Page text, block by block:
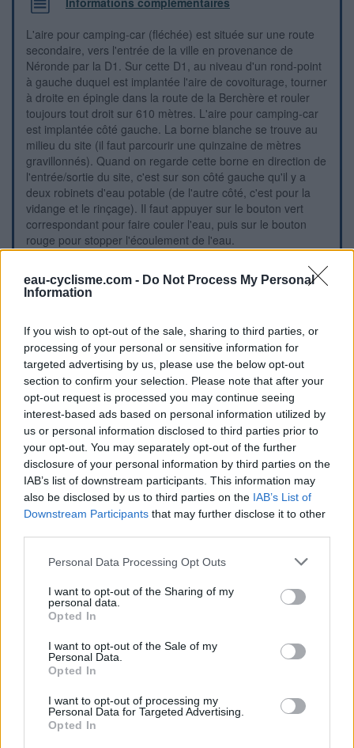
eau-cyclisme.com - Do Not Process My Personal
Information
If you wish to opt-out of the sale, sharing to third parties, or
processing of your personal or sensitive information for
targeted advertising by us, please use the below opt-out
section to confirm your selection. Please note that after your
opt-out request is processed you may continue seeing
interest-based ads based on personal information utilized by
us or personal information disclosed to third parties prior to
your opt-out. You may separately opt-out of the further
disclosure of your personal information by third parties on the
IAB’s list of downstream participants. This information may
also be disclosed by us to third parties on the IAB’s List of
Downstream Participants that may further disclose it to other
Personal Data Processing Opt Outs
I want to opt-out of the Sharing of my
personal data.
Opted In
I want to opt-out of the Sale of my
Personal Data.
Opted In
I want to opt-out of processing my
Personal Data for Targeted Advertising.
Opted In
L'aire pour camping-car (fléchée) est située sur une route
secondaire, vers l'entrée de la ville en provenance de
Néronde par la D1. Sur cette D1, au niveau d'un rond-point
à gauche duquel est implantée l'aire de covoiturage, tourner
à droite en épingle dans la route de la Berchère et rouler
toujours tout droit sur 610 mètres. L'aire pour camping-car
est implantée côté gauche. La borne blanche se trouve au
milieu du site (il faut parcourir une quinzaine de mètres
gravillonnés). Quand on regarde cette borne en direction de
l'entrée/sortie du site, c'est sur son côté gauche qu'il y a
deux robinets d'eau potable (de l'autre côté, c'est pour la
vidange et le rinçage). Il faut appuyer sur le bouton vert
correspondant pour faire couler l'eau, puis sur le bouton
rouge pour stopper l'écoulement de l'eau.
Repères visuels